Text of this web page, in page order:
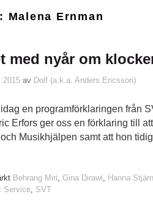
Malena Ernman
med nyår om
2015 av Dolf (a.k.a. Anders Ericsson)
en programförklaringen från
Erfors ger oss en förklaring till
Musikhjälpen samt att hon
Behrang Miri, Gina Dirawi, Hanna
Service, SVT